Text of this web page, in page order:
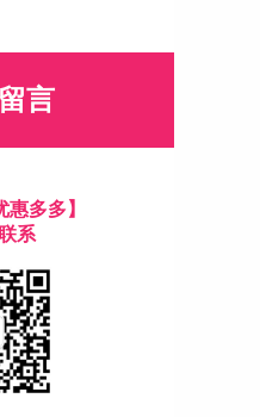
言
惠多多】
系